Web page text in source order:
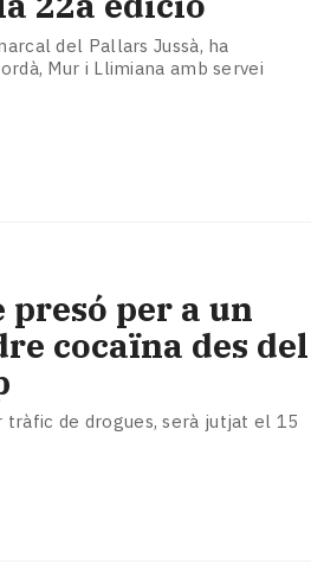
del Pallars Jussà, ha
Mur i Llimiana amb servei
presó per a un
cocaïna des del
tràfic de drogues, serà jutjat el 15